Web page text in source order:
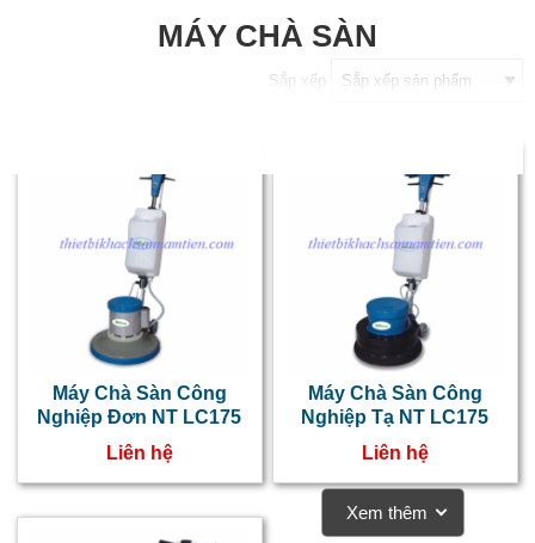
MÁY CHÀ SÀN
Sắp xếp
Máy Chà Sàn Công
Nghiệp Đơn NT LC175
Liên hệ
Máy Chà Sàn Công
Nghiệp Tạ NT LC175
Liên hệ
Xem thêm